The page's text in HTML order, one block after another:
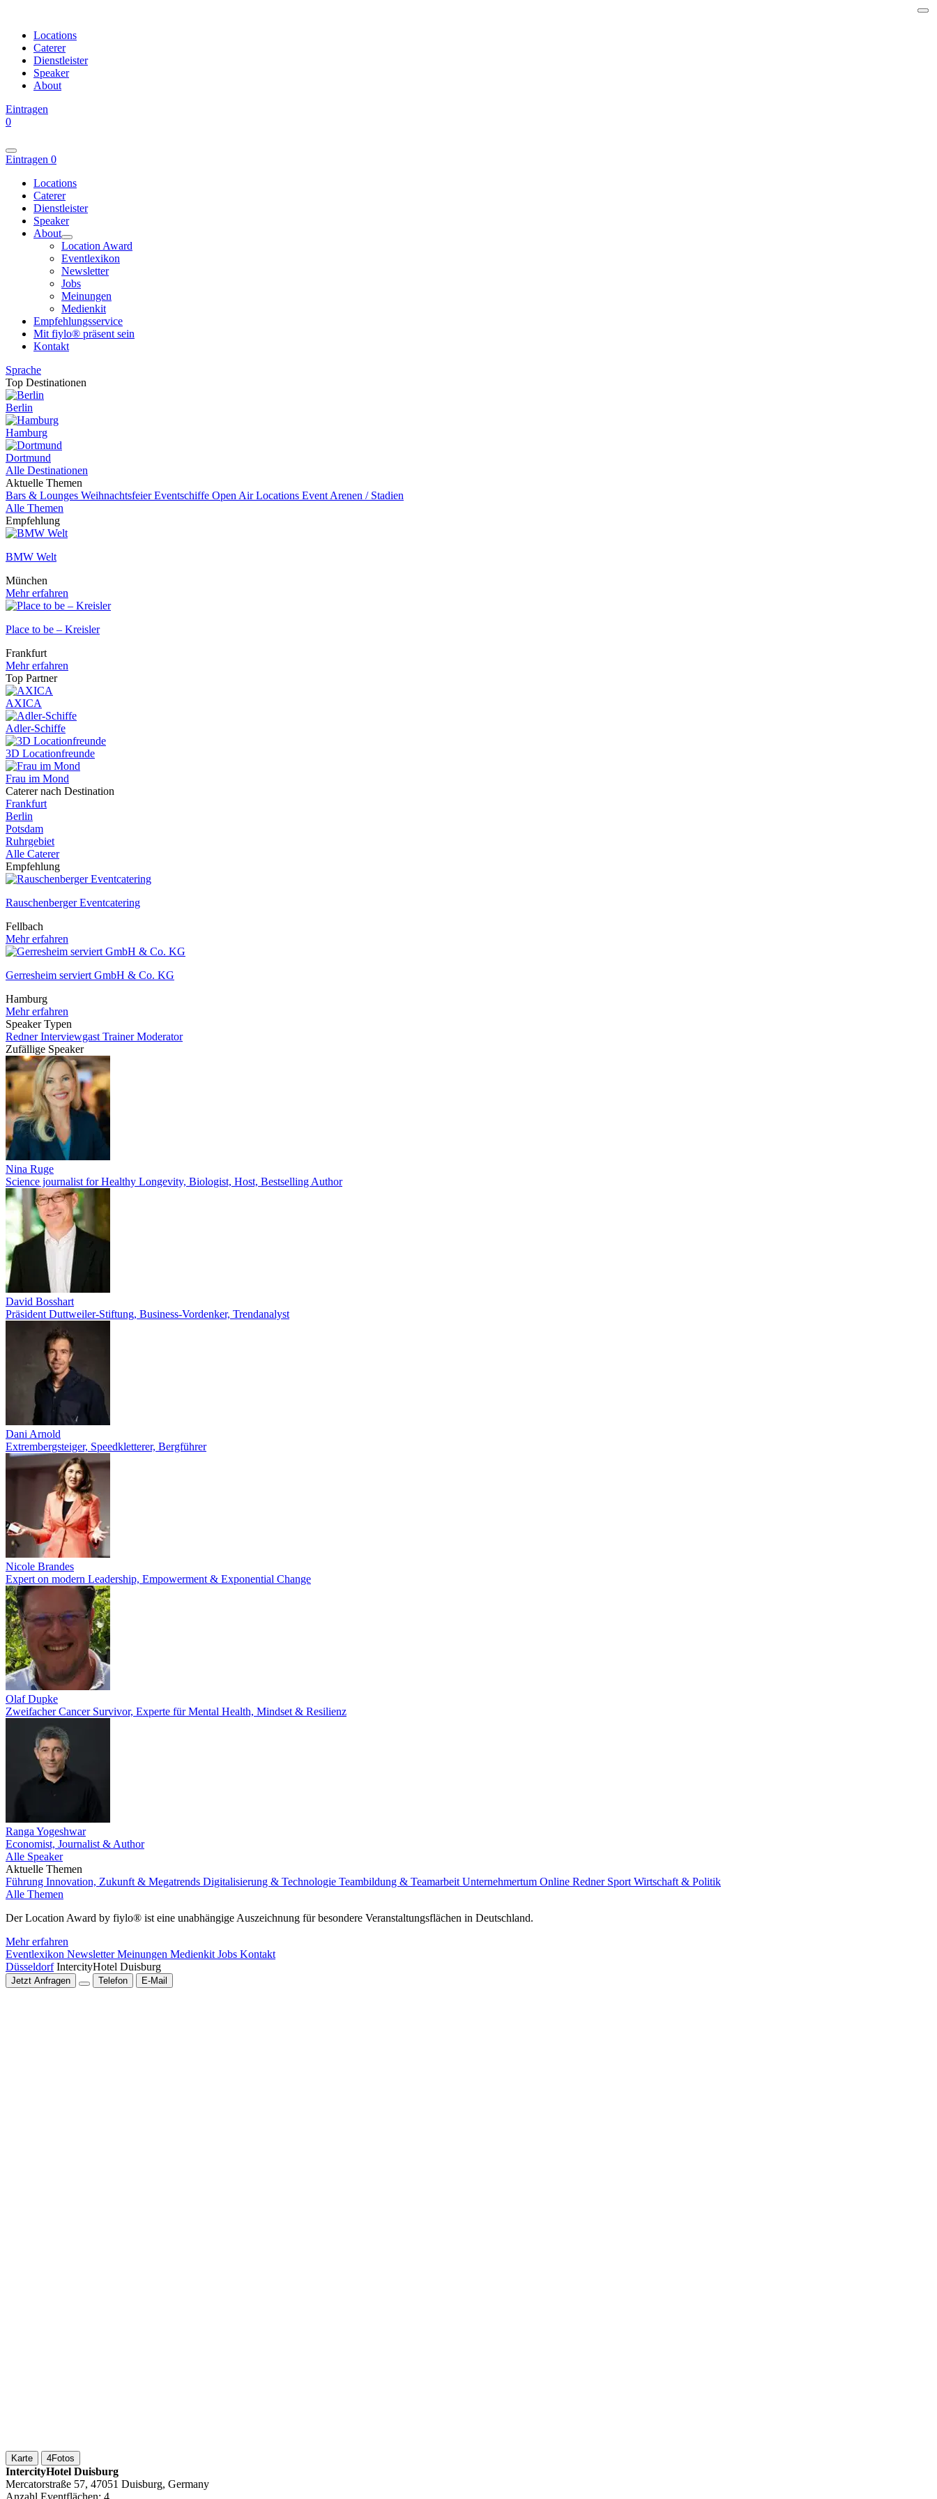
Locations
Caterer
Dienstleister
Speaker
About
Eintragen
0
Eintragen 0
Locations
Caterer
Dienstleister
Speaker
About
Location Award
Eventlexikon
Newsletter
Jobs
Meinungen
Medienkit
Empfehlungsservice
Mit fiylo® präsent sein
Kontakt
Sprache
Top Destinationen
Berlin
Hamburg
Dortmund
Alle Destinationen
Aktuelle Themen
Bars & Lounges WeihnachtsfeierEventschiffe Open Air Locations Event Arenen / Stadien
Alle Themen
Empfehlung
BMW Welt
München
Mehr erfahren
Place to be – Kreisler
Frankfurt
Mehr erfahren
Top Partner
AXICA
Adler-Schiffe
3D Locationfreunde
Frau im Mond
Caterer nach Destination
Frankfurt
Berlin
Potsdam
Ruhrgebiet
Alle Caterer
Empfehlung
Rauschenberger Eventcatering
Fellbach
Mehr erfahren
Gerresheim serviert GmbH & Co. KG
Hamburg
Mehr erfahren
Speaker Typen
RednerInterviewgast TrainerModerator
Zufällige Speaker
Nina Ruge
Science journalist for Healthy Longevity, Biologist, Host, Bestselling Author
David Bosshart
Präsident Duttweiler-Stiftung, Business-Vordenker, Trendanalyst
Dani Arnold
Extrembergsteiger, Speedkletterer, Bergführer
Nicole Brandes
Expert on modern Leadership, Empowerment & Exponential Change
Olaf Dupke
Zweifacher Cancer Survivor, Experte für Mental Health, Mindset & Resilienz
Ranga Yogeshwar
Economist, Journalist & Author
Alle Speaker
Aktuelle Themen
Führung Innovation, Zukunft & Megatrends Digitalisierung & Technologie Teambildung & Teamarbeit Unternehmertum Online Redner Sport Wirtschaft & Politik
Alle Themen
Der Location Award by fiylo® ist eine unabhängige Auszeichnung für besondere Veranstaltungsflächen in Deutschland.
Mehr erfahren
Eventlexikon NewsletterMeinungen Medienkit Jobs Kontakt
Düsseldorf IntercityHotel Duisburg
Jetzt Anfragen Telefon E-Mail
Karte 4Fotos
IntercityHotel Duisburg
Mercatorstraße 57, 47051 Duisburg, Germany
Anzahl Eventflächen: 4